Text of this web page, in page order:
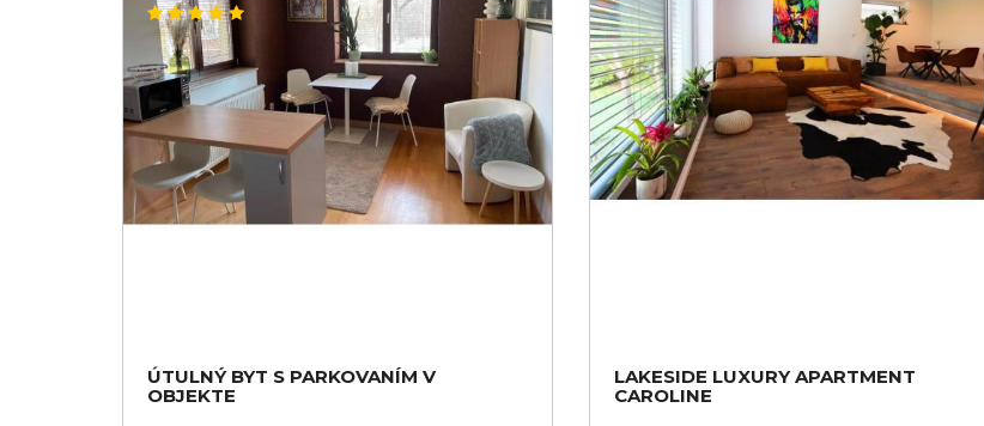
ÚTULNÝ BYT S PARKOVANÍM V
OBJEKTE
LAKESIDE LUXURY APARTMENT
CAROLINE